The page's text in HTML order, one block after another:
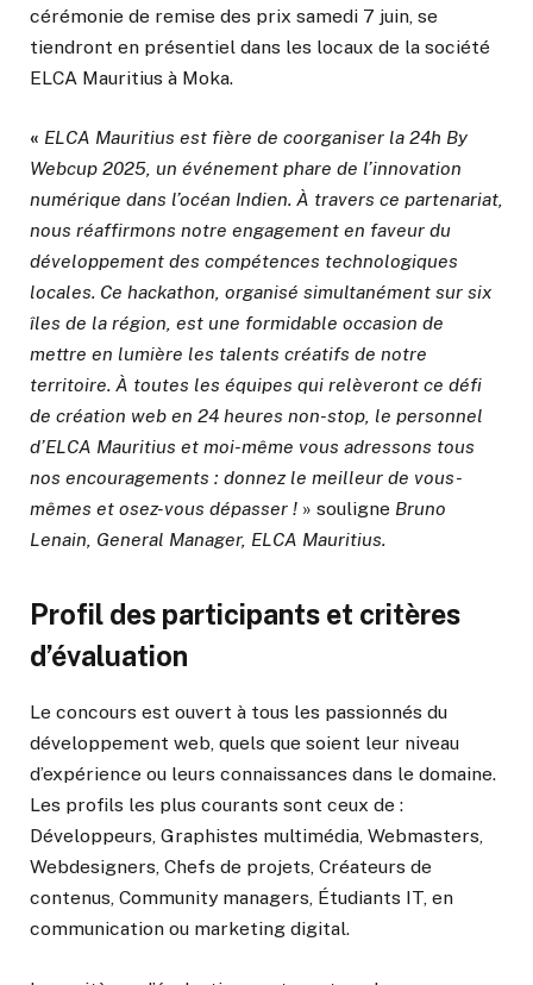
cérémonie de remise des prix samedi 7 juin, se
tiendront en présentiel dans les locaux de la société
ELCA Mauritius à Moka.
« ELCA Mauritius est fière de coorganiser la 24h By
Webcup 2025, un événement phare de l’innovation
numérique dans l’océan Indien. À travers ce partenariat,
nous réaffirmons notre engagement en faveur du
développement des compétences technologiques
locales. Ce hackathon, organisé simultanément sur six
îles de la région, est une formidable occasion de
mettre en lumière les talents créatifs de notre
territoire. À toutes les équipes qui relèveront ce défi
de création web en 24 heures non-stop, le personnel
d’ELCA Mauritius et moi-même vous adressons tous
nos encouragements : donnez le meilleur de vous-
mêmes et osez-vous dépasser ! » souligne Bruno
Lenain, General Manager, ELCA Mauritius.
Profil des participants et critères
d’évaluation
Le concours est ouvert à tous les passionnés du
développement web, quels que soient leur niveau
d’expérience ou leurs connaissances dans le domaine.
Les profils les plus courants sont ceux de :
Développeurs, Graphistes multimédia, Webmasters,
Webdesigners, Chefs de projets, Créateurs de
contenus, Community managers, Étudiants IT, en
communication ou marketing digital.